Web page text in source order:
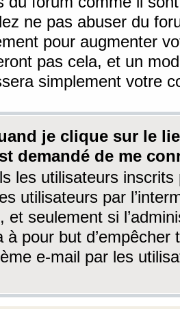
ne pas abuser du
pour augmenter
pas cela, et un
simplement votre
je clique sur le
demandé de me
les utilisateurs
utilisateurs par
et seulement si
à pour but
e-mail par les